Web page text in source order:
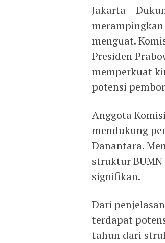
Jakarta –
menguat.
Presiden
memperkuat
potensi
Anggota
mendukung
Danantara.
struktur
signifikan.
Dari
terdapat
tahun dari